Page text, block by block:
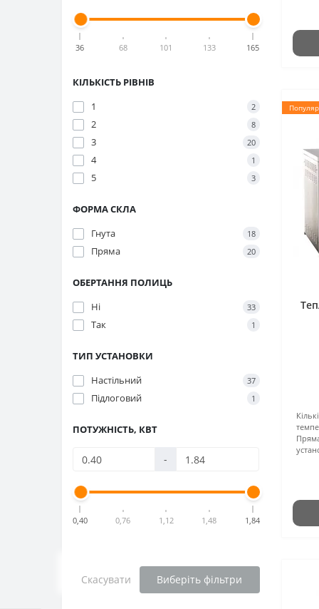
36 68 101 133 165
КІЛЬКІСТЬ РІВНІВ
1
2
2 8
3 20
4 1
5 3
ФОРМА СКЛА
Гнута
18
Пряма 20
ОБЕРТАННЯ ПОЛИЦЬ
Ні
33
Так 1
ТИП УСТАНОВКИ
Настільний
37
Підлоговий 1
ПОТУЖНІСТЬ, КВТ
-
0,40 0,76 1,12 1,48 1,84
Скасувати Виберіть фільтри